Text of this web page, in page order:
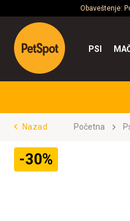
Obaveštenje:
PSI
Nazad Početna
-30%